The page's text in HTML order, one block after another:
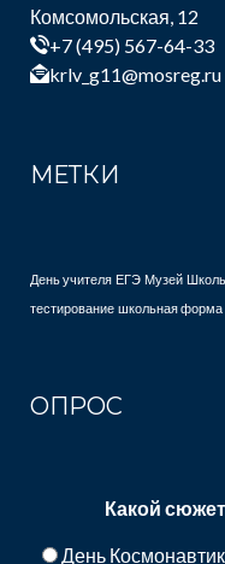
Комсомольская, 12
+7 (495) 567-64-33
krlv_g11@mosreg.ru
МЕТКИ
День учителя ЕГЭ Музей
тестирование школьная форма
ОПРОС
Какой
День